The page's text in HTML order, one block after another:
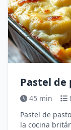
Pastel de
45 min
Pastel de
la cocina